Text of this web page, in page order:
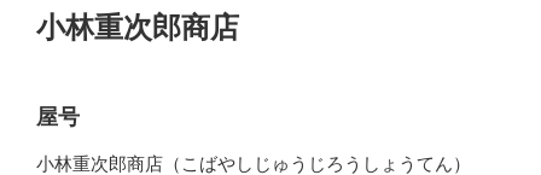
小林重次郎商店
屋号
小林重次郎商店（こばやしじゅうじろうしょうてん）